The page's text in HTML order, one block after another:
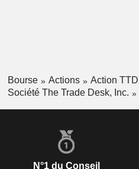
Bourse Actions
Action TTD
Société The Trade Desk, Inc.
N°1 du Conseil